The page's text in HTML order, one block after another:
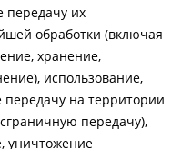
передачу их
обработки (включая
хранение,
использование,
передачу на территории
передачу),
уничтожение